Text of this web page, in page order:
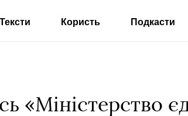
Тексти Користь Подкасти
«Міністерство